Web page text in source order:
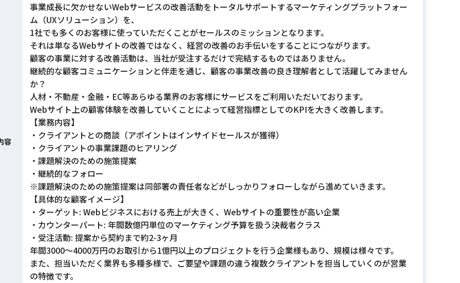
容
事業成長に欠かせないWebサービスの改善活動をトータルサポートするマーケティングプラットフォー
ム（UXソリューション）を、
1社でも多くのお客様に使っていただくことがセールスのミッションとなります。
それは単なるWebサイトの改善ではなく、経営の改善のお手伝いをすることにつながります。
顧客の事業に対する改善活動は、当社が受注するだけで完結するものではありません。
継続的な顧客コミュニケーションと伴走を通じ、顧客の事業改善の良き理解者として活躍してみません
か？
人材・不動産・金融・EC等あらゆる業界のお客様にサービスをご利用いただいております。
Webサイト上の顧客体験を改善していくことによって経営指標としてのKPIを大きく改善します。
【業務内容】
・クライアントとの商談（アポイントはインサイドセールスが獲得）
・クライアントの事業課題のヒアリング
・課題解決のための施策提案
・継続的なフォロー
※課題解決のための施策提案は同部署の責任者などがしっかりフォローしながら進めていきます。
【具体的な顧客イメージ】
・ターゲット: Webビジネスにおける売上が大きく、Webサイトの重要性が高い企業
・カウンターパート: 年間数億円単位のマーケティング予算を扱う決裁者クラス
・受注活動: 提案から契約まで約2-3ヶ月
年間3000〜4000万円のお取引から1億円以上のプロジェクトを行う企業様もあり、規模は様々です。
また、担当いただく業界も多種多様で、ご要望や課題の違う複数クライアントを担当していくのが営業
の特徴です。